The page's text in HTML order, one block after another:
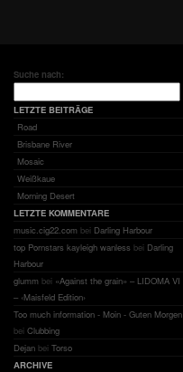
Suche nach:
LETZTE BEITRÄGE
Road
Brisbane River
Mosaic
Weißkaue
Morning Desert
LETZTE KOMMENTARE
music.cig22.com bei Darling Harbour
top Pornstars kayleigh wanless bei Darling
Harbour
glumm bei «Against the grain» – LIDOMA VI
– ‹Maisfeld Edition›
Too much information - Moin - Guten Morgen
bei Clubbing
Dejan bei Torso
ARCHIVE